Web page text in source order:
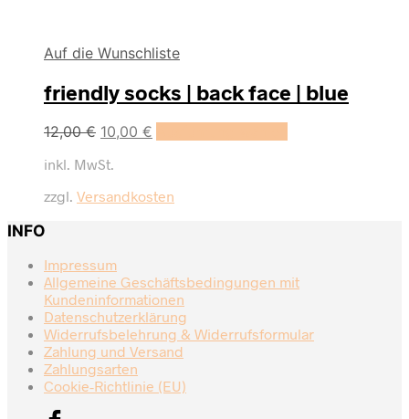
Auf die Wunschliste
friendly socks | back face | blue
12,00€ 10,00 €
auf
gewählt
inkl. MwSt.
zzgl. Versandkosten
INFO
Impressum
Allgemeine Geschäftsbedingungen mit
Kundeninformationen
Datenschutzerklärung
Widerrufsbelehrung & Widerrufsformular
Zahlung und Versand
Zahlungsarten
Cookie-Richtlinie (EU)